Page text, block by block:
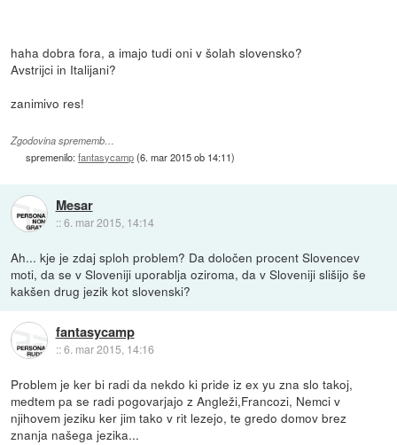
haha dobra fora, a imajo tudi oni v šolah slovensko?
Avstrijci in Italijani?
zanimivo res!
Zgodovina sprememb…
spremenilo:fantasycamp(6. mar 2015 ob 14:11)
Mesar
::6. mar 2015, 14:14
Ah... kje je zdaj sploh problem? Da določen procent Slovencev
moti, da se v Sloveniji uporablja oziroma, da v Sloveniji slišijo še
kakšen drug jezik kot slovenski?
fantasycamp
::6. mar 2015, 14:16
Problem je ker bi radi da nekdo ki pride iz ex yu zna slo takoj,
medtem pa se radi pogovarjajo z Angleži,Francozi, Nemci v
njihovem jeziku ker jim tako v rit lezejo, te gredo domov brez
znanja našega jezika...